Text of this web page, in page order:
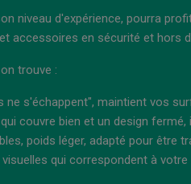
niveau d'expérience, pourra
accessoires en sécurité et hors
trouve :
ne s'échappent", maintient vos
couvre bien et un design
poids léger, adapté pour être
qui correspondent à